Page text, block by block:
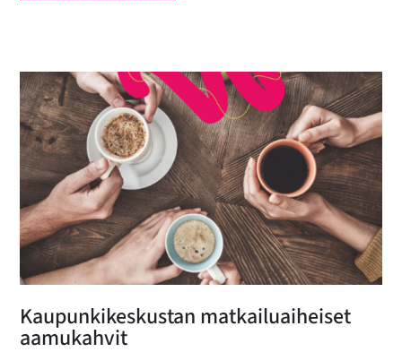
Kaupunkikeskustan matkailuaiheiset
aamukahvit